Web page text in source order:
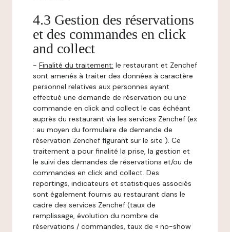
4.3 Gestion des réservations
et des commandes en click
and collect
- Finalité du traitement: le restaurant et Zenchef
sont amenés à traiter des données à caractère
personnel relatives aux personnes ayant
effectué une demande de réservation ou une
commande en click and collect le cas échéant
auprès du restaurant via les services Zenchef (ex
: au moyen du formulaire de demande de
réservation Zenchef figurant sur le site ). Ce
traitement a pour finalité la prise, la gestion et
le suivi des demandes de réservations et/ou de
commandes en click and collect. Des
reportings, indicateurs et statistiques associés
sont également fournis au restaurant dans le
cadre des services Zenchef (taux de
remplissage, évolution du nombre de
réservations / commandes, taux de « no-show